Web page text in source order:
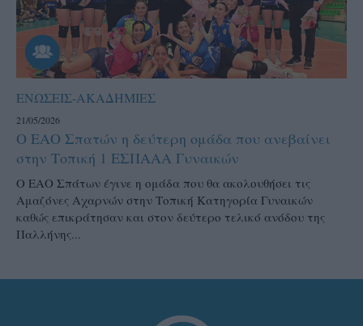
ΕΝΩΣΕΙΣ-ΑΚΑΔΗΜΙΕΣ
21/05/2026
Ο ΕΑΟ Σπατών η δεύτερη ομάδα που ανεβαίνει
στην Τοπική 1 ΕΣΠΑΑΑ Γυναικών
Ο ΕΑΟ Σπάτων έγινε η ομάδα που θα ακολουθήσει τις
Αμαζόνες Αχαρνών στην Τοπική Κατηγορία Γυναικών
καθώς επικράτησαν και στον δεύτερο τελικό ανόδου της
Παλλήνης...